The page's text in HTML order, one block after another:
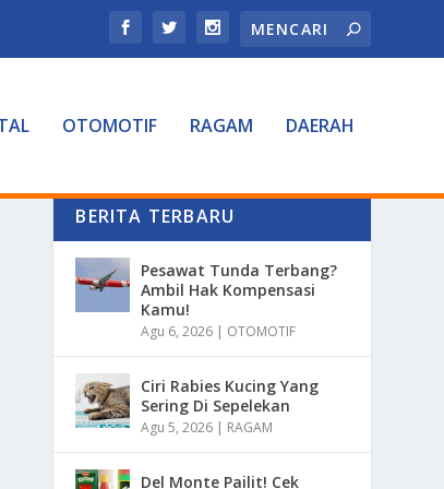
OTOMOTIF RAGAM DAERAH
BERITA TERBARU
Pesawat Tunda Terbang?
Ambil Hak Kompensasi
Kamu!
Agu 6, 2026 | OTOMOTIF
Ciri Rabies Kucing Yang
Sering Di Sepelekan
Agu 5, 2026 | RAGAM
Del Monte Pailit! Cek